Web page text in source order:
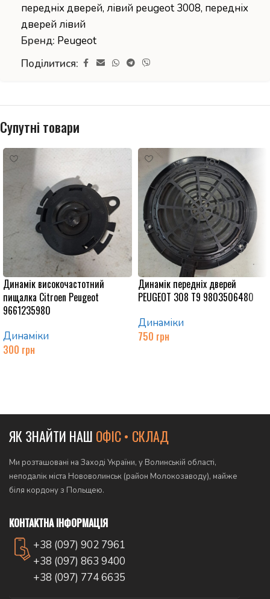
передніх дверей, лівий peugeot 3008, передніх
дверей лівий
Бренд: Peugeot
Поділитися:
Супутні товари
Динамік високочастотний
пищалка Citroen Peugeot
9661235980
Динаміки
300 грн
Динамік передніх дверей
PEUGEOT 308 T9 9803506480
Динаміки
750 грн
ЯК ЗНАЙТИ НАШ ОФІС • СКЛАД
Ми розташовані на Заході України, у Волинській області,
неподалік міста Нововолинськ (район Молокозаводу), майже
біля кордону з Польщею.
КОНТАКТНА ІНФОРМАЦІЯ
+38 (097) 902 7961
+38 (097) 863 9400
+38 (097) 774 6635